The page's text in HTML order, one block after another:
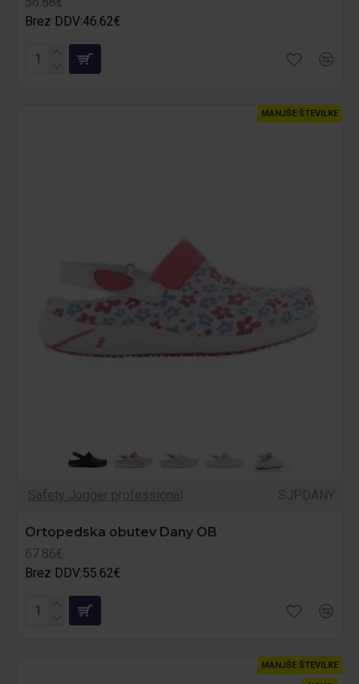
Brez DDV:46.62€
MANJŠE ŠTEVILKE
Safety Jogger professional SJPDANY
Ortopedska obutev Dany OB
67.86€
Brez DDV:55.62€
MANJŠE ŠTEVILKE